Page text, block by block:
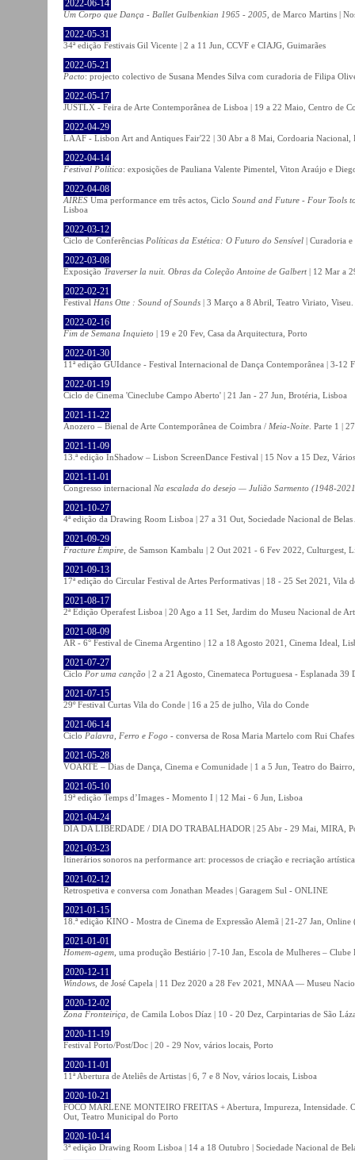
2022-06-14
Um Corpo que Dança - Ballet Gulbenkian 1965 - 2005 , de Marco Martins |
2022-05-31
34ª edição Festivais Gil Vicente | 2 a 11 Jun, CCVF e CIAJG, Guimarães
2022-05-21
Pacto: projecto colectivo de Susana Mendes Silva com curadoria de Filipa
2022-05-17
JUSTLX - Feira de Arte Contemporânea de Lisboa | 19 a 22 Maio, Centro de
2022-04-29
LAAF - Lisbon Art and Antiques Fair'22 | 30 Abr a 8 Mai, Cordoaria Nacional,
2022-04-14
Festival Política: exposições de Pauliana Valente Pimentel, Viton Araújo e
2022-04-08
AIRES Uma performance em três actos, Ciclo Sound and Future - Four Tools
Lisboa
2022-03-12
Ciclo de Conferências Políticas da Estética: O Futuro do Sensível | Curadoria
2022-03-08
Exposição Traverser la nuit. Obras da Coleção Antoine de Galbert | 12 Mar a
2022-02-21
Festival Hans Otte : Sound of Sounds | 3 Março a 8 Abril, Teatro Viriato, Viseu.
2022-02-16
Fim de Semana Inquieto | 19 e 20 Fev, Casa da Arquitectura, Porto
2022-01-30
11ª edição GUIdance - Festival Internacional de Dança Contemporânea | 3-12
2022-01-19
Ciclo de Cinema 'Cineclube Campo Aberto' | 21 Jan - 27 Jun, Brotéria, Lisboa
2021-11-22
Anozero – Bienal de Arte Contemporânea de Coimbra / Meia-Noite . Parte 1 |
2021-11-09
13.ª edição InShadow – Lisbon ScreenDance Festival | 15 Nov a 15 Dez,
2021-11-01
Congresso internacional Na escalada do desejo — Julião Sarmento (1948-
2021-10-27
4ª edição da Drawing Room Lisboa | 27 a 31 Out, Sociedade Nacional de
2021-09-29
Fracture Empire , de Samson Kambalu | 2 Out 2021 - 6 Fev 2022, Culturgest,
2021-09-13
17ª edição do Circular Festival de Artes Performativas | 18 - 25 Set 2021, Vila
2021-08-17
2ª Edição Operafest Lisboa | 20 Ago a 11 Set, Jardim do Museu Nacional de
2021-08-09
AR - 6° Festival de Cinema Argentino | 12 a 18 Agosto 2021, Cinema Ideal,
2021-07-27
Ciclo Por uma canção | 2 a 21 Agosto, Cinemateca Portuguesa - Esplanada 39
2021-07-15
29º Festival Curtas Vila do Conde | 16 a 25 de julho, Vila do Conde
2021-06-14
Ciclo Palavra, Ferro e Fogo - conversa de Rosa Maria Martelo com Rui
2021-05-28
VOARTE – Dias de Dança, Cinema e Comunidade | 1 a 5 Jun, Teatro do
2021-05-10
19ª edição Temps d’Images - Momento I | 12 Mai - 6 Jun, Lisboa
2021-04-24
DIA DA LIBERDADE / DIA DO TRABALHADOR | 25 Abr - 29 Mai, MIRA,
2021-03-23
Itinerários sonoros na performance art: processos de criação e recriação
2021-02-12
Retrospetiva e conversa com Jonathan Meades | Garagem Sul - ONLINE
2021-01-15
18.ª edição KINO - Mostra de Cinema de Expressão Alemã | 21-27 Jan,
2021-01-01
Homem-agem , uma produção Bestiário | 7-10 Jan, Escola de Mulheres – Clube
2020-12-11
Windows , de José Capela | 11 Dez 2020 a 28 Fev 2021, MNAA — Museu
2020-12-02
Zona Fronteiriça , de Camila Lobos Díaz | 10 - 20 Dez, Carpintarias de São
2020-11-19
Festival Porto/Post/Doc | 20 - 29 Nov, vários locais, Porto
2020-11-01
11ª Abertura de Ateliês de Artistas | 6, 7 e 8 Nov, vários locais, Lisboa
2020-10-21
FOCO MARLENE MONTEIRO FREITAS + Abertura, Impureza, Intensidade.
Out, Teatro Municipal do Porto
2020-10-14
3ª edição Drawing Room Lisboa | 14 a 18 Outubro | Sociedade Nacional de